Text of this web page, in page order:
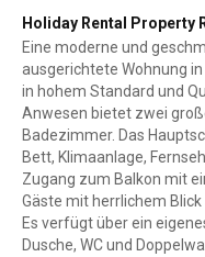
Holiday Rental Property
Eine moderne und
ausgerichtete Wohnung
in hohem Standard und
Anwesen bietet zwei
Badezimmer. Das
Bett, Klimaanlage,
Zugang zum Balkon mit
Gäste mit herrlichem
Es verfügt über ein
Dusche, WC und